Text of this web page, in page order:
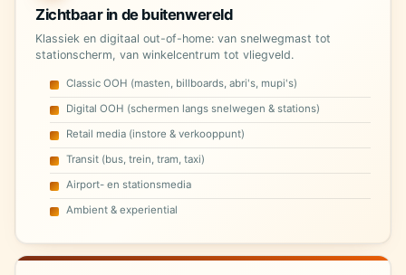
Zichtbaar in de buitenwereld
Klassiek en digitaal out-of-home: van snelwegmast tot
stationscherm, van winkelcentrum tot vliegveld.
Classic OOH (masten, billboards, abri's, mupi's)
Digital OOH (schermen langs snelwegen & stations)
Retail media (instore & verkooppunt)
Transit (bus, trein, tram, taxi)
Airport- en stationsmedia
Ambient & experiential